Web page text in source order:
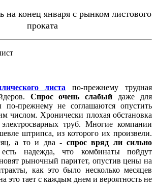
на конец января с рынком листового
проката
листа по-прежнему трудная
Спрос очень слабый даже для
по-прежнему не соглашаются опустить
числом. Хронически плохая обстановка
труб. Многие компании
штрипса, из которого их произвели.
а то и два - спрос вряд ли сильно
надежда, что комбинаты пойдут
рыночный паритет, опустив цены на
как это было несколько месяцев
это тает с каждым днем и вероятность не